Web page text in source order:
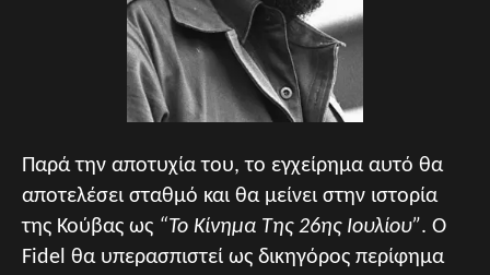
Παρά την αποτυχία του, το εγχείρημα αυτό θα
αποτελέσει σταθμό και θα μείνει στην ιστορία
της Κούβας ως “Το Κίνημα Της 26ης Ιουλίου”. Ο
Fidel θα υπερασπιστεί ως δικηγόρος περίφημα